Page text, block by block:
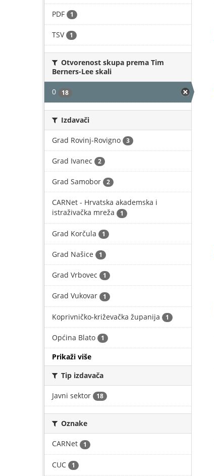
PDF 1
TSV 1
Otvorenost skupa prema Tim
Berners-Lee skali
0 18
Izdavači
Grad Rovinj-Rovigno 3
Grad Ivanec 2
Grad Samobor 2
CARNet - Hrvatska akademska i
istraživačka mreža
1
Grad Korčula 1
Grad Našice 1
Grad Vrbovec 1
Grad Vukovar 1
Koprivničko-križevačka županija 1
Općina Blato 1
Prikaži više
Tip izdavača
Javni sektor 18
Oznake
CARNet 1
CUC 1